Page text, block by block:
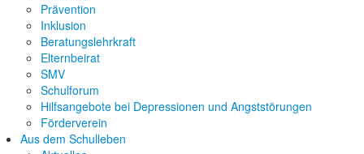
Prävention
Inklusion
Beratungslehrkraft
Elternbeirat
SMV
Schulforum
Hilfsangebote bei Depressionen und Angststörungen
Förderverein
Aus dem Schulleben